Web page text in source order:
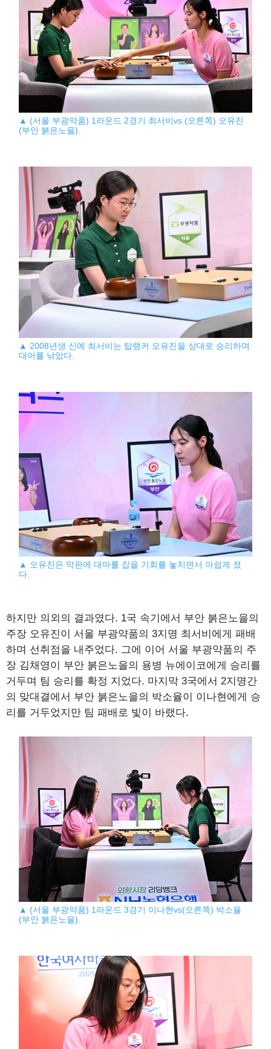
▲ (서울 부광약품) 1라운드 2경기 최서비vs (오른쪽) 오유진
(부안 붉은노을).
▲ 2008년생 신예 최서비는 탑랭커 오유진을 상대로 승리하며
대어를 낚았다.
▲ 오유진은 막판에 대마를 잡을 기회를 놓치면서 아쉽게 졌
다.
하지만 의외의 결과였다. 1국 속기에서 부안 붉은노을의
주장 오유진이 서울 부광약품의 3지명 최서비에게 패배
하며 선취점을 내주었다. 그에 이어 서울 부광약품의 주
장 김채영이 부안 붉은노을의 용병 뉴에이코에게 승리를
거두며 팀 승리를 확정 지었다. 마지막 3국에서 2지명간
의 맞대결에서 부안 붉은노을의 박소율이 이나현에게 승
리를 거두었지만 팀 패배로 빛이 바랬다.
▲ (서울 부광약품) 1라운드 3경기 이나현vs(오른쪽) 박소율
(부안 붉은노을).